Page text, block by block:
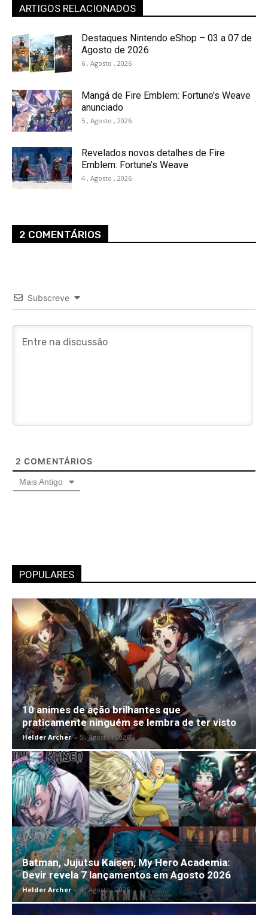
ARTIGOS RELACIONADOS
Destaques Nintendo eShop – 03 a 07 de
Agosto de 2026
6 , Agosto , 2026
Mangá de Fire Emblem: Fortune’s Weave
anunciado
5 , Agosto , 2026
Revelados novos detalhes de Fire
Emblem: Fortune’s Weave
4 , Agosto , 2026
2 COMENTÁRIOS
Subscreve
2 COMENTÁRIOS
Mais Antigo
POPULARES
10 animes de ação brilhantes que
praticamente ninguém se lembra de ter visto
Helder Archer - 5 , Agosto , 2026
Batman, Jujutsu Kaisen, My Hero Academia:
Devir revela 7 lançamentos em Agosto 2026
Helder Archer - 4 , Agosto , 2026